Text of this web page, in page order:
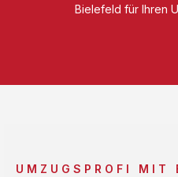
Bielefeld für Ihren
UMZUGSPROFI MIT